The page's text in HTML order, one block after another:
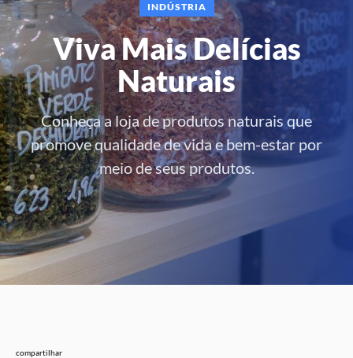
INDÚSTRIA
Viva Mais Delícias
Naturais
Conheça a loja de produtos naturais que
promove qualidade de vida e bem-estar por
meio de seus produtos.
compartilhar